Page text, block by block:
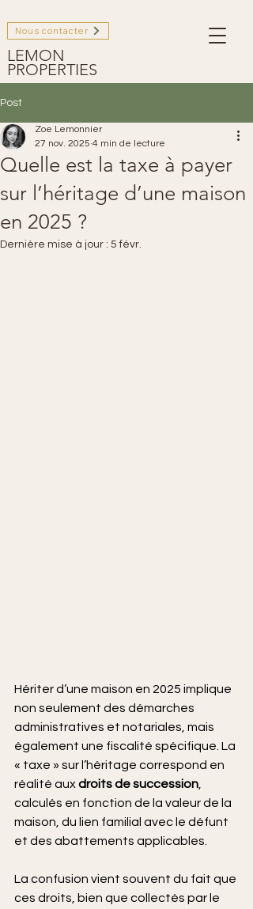
LEMON
PROPERTIES
Nous contacter
Post
Quelle est la taxe à payer
sur l’héritage d’une maison
en 2025 ?
Zoe Lemonnier
27 nov. 2025 4 min de lecture
Dernière mise à jour : 5 févr.
Hériter d’une maison en 2025 implique
non seulement des démarches
administratives et notariales, mais
également une fiscalité spécifique. La
« taxe » sur l’héritage correspond en
réalité aux droits de succession
calculés en fonction de la valeur de la
maison, du lien familial avec le défunt
et des abattements applicables.
La confusion vient souvent du fait que
ces droits, bien que collectés par le